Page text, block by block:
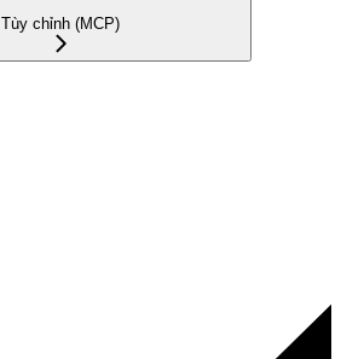
Tùy chỉnh (MCP)